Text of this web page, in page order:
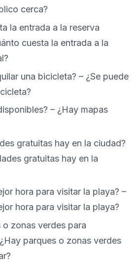
cerca?
la entrada a la reserva
cuesta la entrada a la
una bicicleta? – ¿Se puede
– ¿Hay mapas
gratuitas hay en la ciudad?
gratuitas hay en la
hora para visitar la playa? –
hora para visitar la playa?
o zonas verdes para
parques o zonas verdes